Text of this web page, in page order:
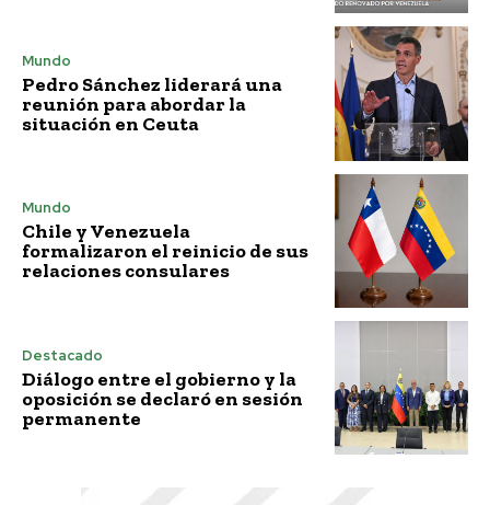
Mundo
Pedro Sánchez liderará una
reunión para abordar la
situación en Ceuta
Mundo
Chile y Venezuela
formalizaron el reinicio de sus
relaciones consulares
Destacado
Diálogo entre el gobierno y la
oposición se declaró en sesión
permanente